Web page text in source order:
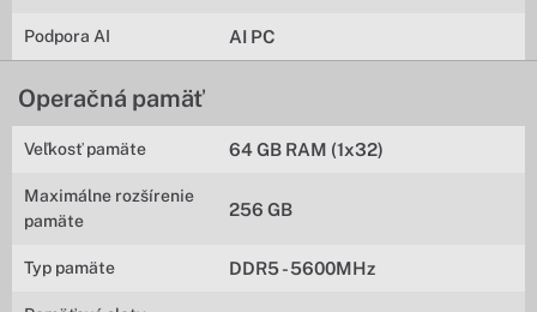
Podpora AI AI PC
Operačná pamäť
Veľkosť pamäte 64 GB RAM (1x32)
Maximálne rozšírenie
pamäte
256 GB
Typ pamäte DDR5 - 5600MHz